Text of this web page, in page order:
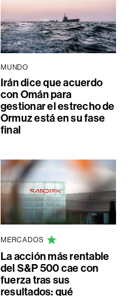
MUNDO
Irán dice que acuerdo
con Omán para
gestionar el estrecho de
Ormuz está en su fase
final
MERCADOS
La acción más rentable
del S&P 500 cae con
fuerza tras sus
resultados: qué